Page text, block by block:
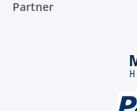
Partner